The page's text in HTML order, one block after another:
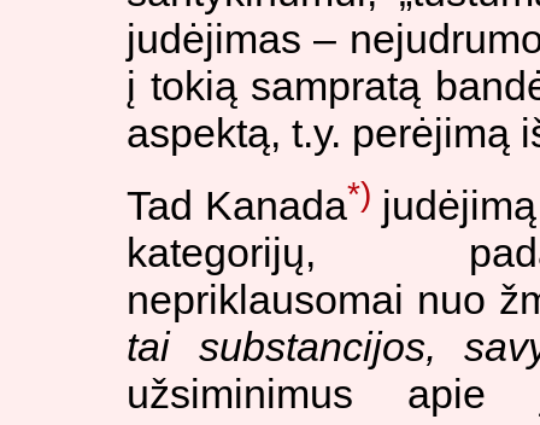
judėjimas –
į tokią sampratą
aspektą, t.y. perėjimą
Tad Kanada*)
kategorijų,
nepriklausomai nuo
tai substancijos,
užsiminimus apie